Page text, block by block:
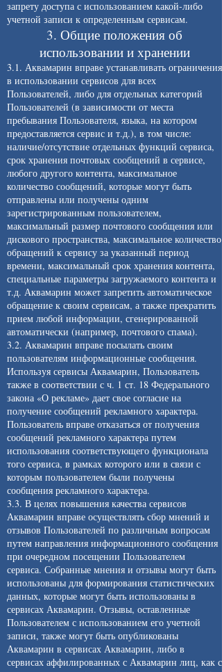
запрету доступа с использованием какой-либо
учетной записи к определенным сервисам.
3. Общие положения об
использовании и хранении
3.1. Аквамарин вправе устанавливать ограничения
в использовании сервисов для всех
Пользователей, либо для отдельных категорий
Пользователей (в зависимости от места
пребывания Пользователя, языка, на котором
предоставляется сервис и т.д.), в том числе:
наличие/отсутствие отдельных функций сервиса,
срок хранения почтовых сообщений в сервисе,
любого другого контента, максимальное
количество сообщений, которые могут быть
отправлены или получены одним
зарегистрированным пользователем,
максимальный размер почтового сообщения или
дискового пространства, максимальное количество
обращений к сервису за указанный период
времени, максимальный срок хранения контента,
специальные параметры загружаемого контента и
т.д. Аквамарин может запретить автоматическое
обращение к своим сервисам, а также прекратить
прием любой информации, сгенерированной
автоматически (например, почтового спама).
3.2. Аквамарин вправе посылать своим
пользователям информационные сообщения.
Используя сервисы Аквамарин, Пользователь
также в соответствии с ч. 1 ст. 18 Федерального
закона «О рекламе» дает свое согласие на
получение сообщений рекламного характера.
Пользователь вправе отказаться от получения
сообщений рекламного характера путем
использования соответствующего функционала
того сервиса, в рамках которого или в связи с
которым пользователем были получены
сообщения рекламного характера.
3.3. В целях повышения качества сервисов
Аквамарин вправе осуществлять сбор мнений и
отзывов Пользователей по различным вопросам
путем направления информационного сообщения
при очередном посещении Пользователем
сервиса. Собранные мнения и отзывы могут быть
использованы для формирования статистических
данных, которые могут быть использованы в
сервисах Аквамарин. Отзывы, оставленные
Пользователем с использованием его учетной
записи, также могут быть опубликованы
Аквамарин в сервисах Аквамарин, либо в
сервисах аффилированных с Аквамарин лиц, как с